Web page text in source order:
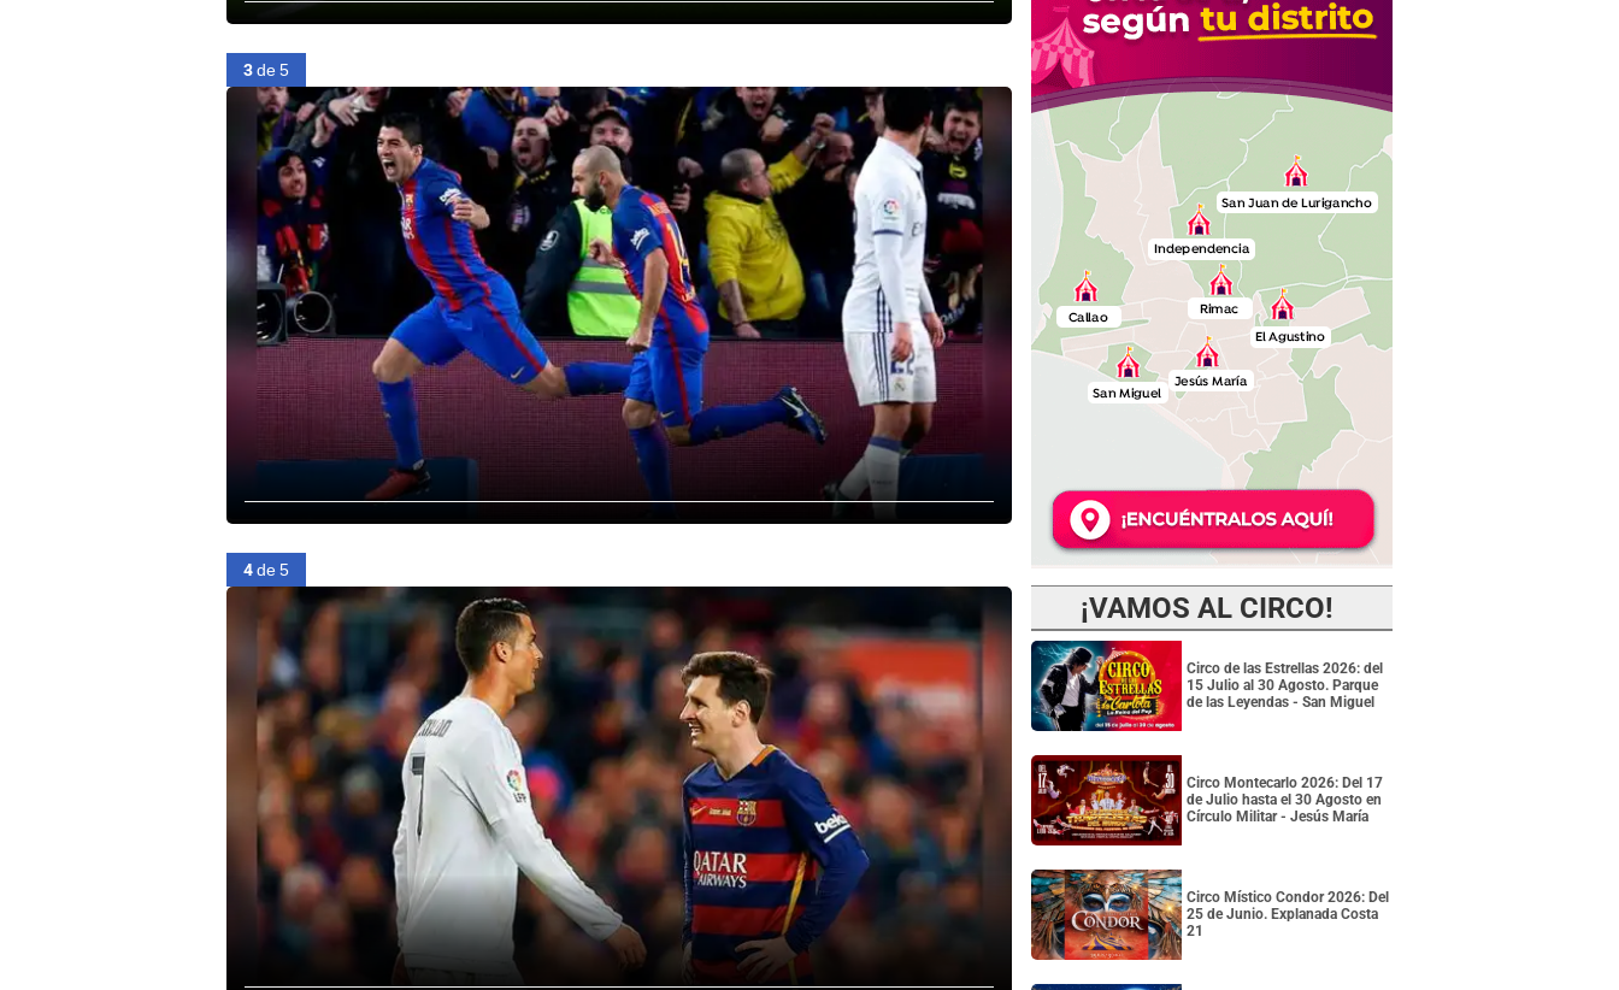
3de 5
4de 5
¡VAMOS AL CIRCO!
Circo de las Estrellas 2026: del
15 Julio al 30 Agosto. Parque
de las Leyendas - San Miguel
Circo Montecarlo 2026: Del 17
de Julio hasta el 30 Agosto en
Círculo Militar - Jesús María
Circo Místico Condor 2026: Del
25 de Junio. Explanada Costa
21